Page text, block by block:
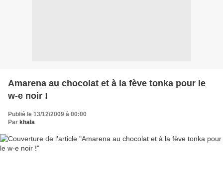
Amarena au chocolat et à la fève tonka pour le
w-e noir !
Publié le 13/12/2009 à 00:00
Par khala